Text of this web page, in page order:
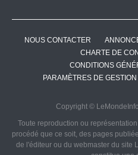
NOUS CONTACTER
CHARTE DE
CONDITIONS
PARAMÈTRES DE
Copyright ©
Toute reproduction ou
procédé que ce soit, des pages
de l'éditeur ou du webmaster du site